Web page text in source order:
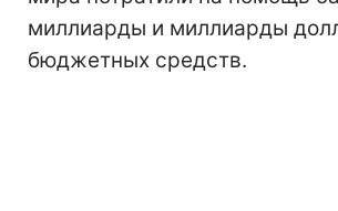
миллиарды и миллиарды
бюджетных средств.